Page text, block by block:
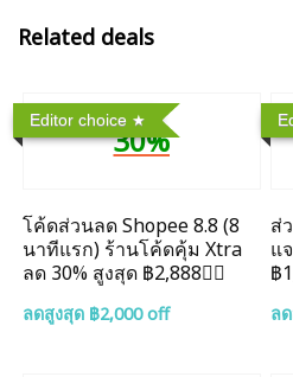
Related deals
Editor choice
30%
โค้ดส่วนลด Shopee 8.8 (8
นาทีแรก) ร้านโค้ดคุ้ม Xtra
ลด 30% สูงสุด ฿2,888❤️‍🔥
ลดสูงสุด ฿2,000 off
ส่
แ
฿
ล